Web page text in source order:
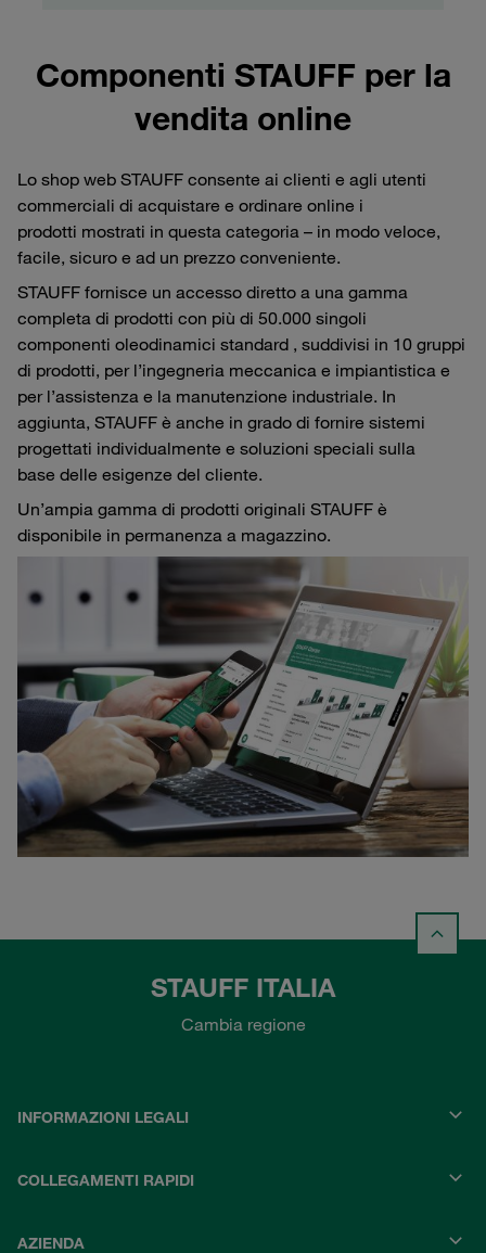
Componenti STAUFF per la
vendita online
Lo shop web STAUFF consente ai clienti e agli utenti
commerciali di acquistare e ordinare online i
prodotti mostrati in questa categoria – in modo veloce,
facile, sicuro e ad un prezzo conveniente.
STAUFF fornisce un accesso diretto a una gamma
completa di prodotti con più di 50.000 singoli
componenti oleodinamici standard , suddivisi in 10 gruppi
di prodotti, per l’ingegneria meccanica e impiantistica e
per l’assistenza e la manutenzione industriale. In
aggiunta, STAUFF è anche in grado di fornire sistemi
progettati individualmente e soluzioni speciali sulla
base delle esigenze del cliente.
Un’ampia gamma di prodotti originali STAUFF è
disponibile in permanenza a magazzino.
STAUFF ITALIA
Cambia regione
INFORMAZIONI LEGALI
COLLEGAMENTI RAPIDI
AZIENDA